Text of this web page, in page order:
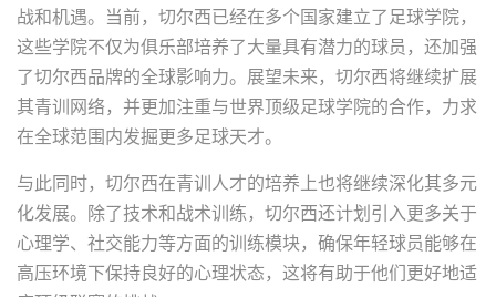
战和机遇。当前，切尔西已经在多个国家建立了足球学院，
这些学院不仅为俱乐部培养了大量具有潜力的球员，还加强
了切尔西品牌的全球影响力。展望未来，切尔西将继续扩展
其青训网络，并更加注重与世界顶级足球学院的合作，力求
在全球范围内发掘更多足球天才。
与此同时，切尔西在青训人才的培养上也将继续深化其多元
化发展。除了技术和战术训练，切尔西还计划引入更多关于
心理学、社交能力等方面的训练模块，确保年轻球员能够在
高压环境下保持良好的心理状态，这将有助于他们更好地适